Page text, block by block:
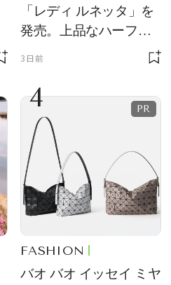
「レディ ルネッタ」を
発売。上品なハーフム
ーン型がスタイリング
3日前
4
FASHION
バオ バオ イッセイ ミヤ